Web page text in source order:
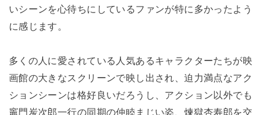
いシーンを心待ちにしているファンが特に多かったよう
に感じます。
多くの人に愛されている人気あるキャラクターたちが映
画館の大きなスクリーンで映し出され、迫力満点なアク
ションシーンは格好良いだろうし、アクション以外でも
竈門炭次郎一行の同期の仲睦まじい姿、煉獄杏寿郎を交